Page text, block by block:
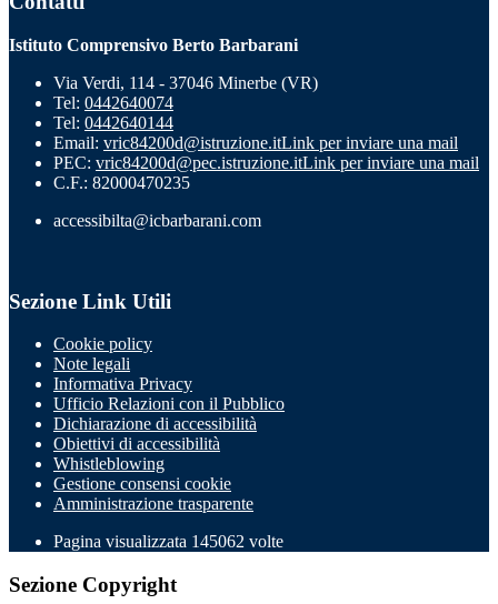
Istituto Comprensivo Berto Barbarani
Via Verdi, 114 - 37046 Minerbe (VR)
Tel: 0442640074
Tel: 0442640144
Email: vric84200d@istruzione.itLink per inviare una mail
PEC: vric84200d@pec.istruzione.itLink per inviare una mail
C.F.: 82000470235
accessibilta@icbarbarani.com
Sezione Link Utili
Cookie policy
Note legali
Informativa Privacy
Ufficio Relazioni con il Pubblico
Dichiarazione di accessibilità
Obiettivi di accessibilità
Whistleblowing
Gestione consensi cookie
Amministrazione trasparente
Pagina visualizzata 145062 volte
Sezione Copyright